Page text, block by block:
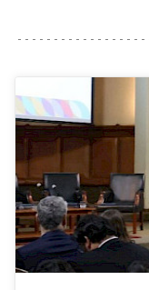
Vinculación
Universidad
Información para
Futuros estudiantes
Go to english site